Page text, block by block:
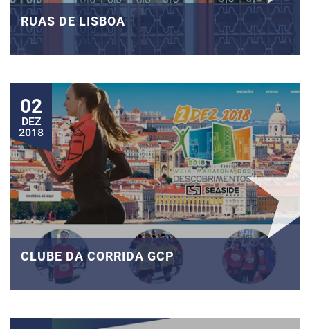
RUAS DE LISBOA
02
DEZ
2018
CLUBE DA CORRIDA GCP